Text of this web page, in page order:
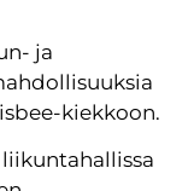
ja
kiekkoon.
liikuntahallissa